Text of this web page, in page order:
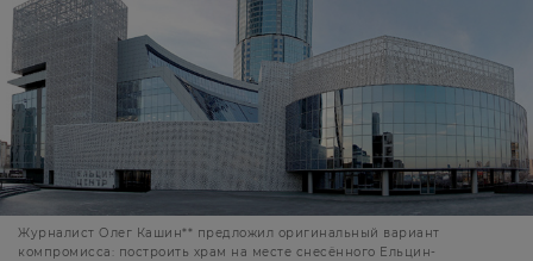
Журналист Олег Кашин** предложил оригинальный вариант
компромисса: построить храм на месте снесённого Ельцин-